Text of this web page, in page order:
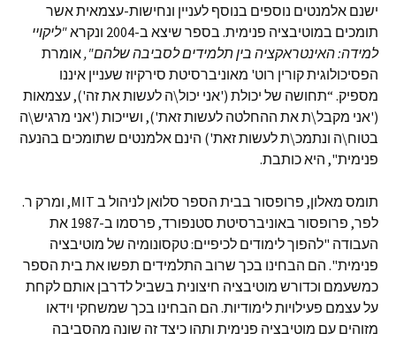
ישנם אלמנטים נוספים בנוסף לעניין ונחישות-עצמאית אשר
תומכים במוטיבציה פנימית. בספר שיצא ב-2004 ונקרא
"ליקויי
למידה:האינטראקציה בין תלמידים לסביבה שלהם",אומרת
הפסיכולוגית קורין רוט' מאוניברסיטת סירקיוז שעניין איננו
מספיק. “תחושה של יכולת ('אני יכול\ה לעשות את זה'), עצמאות
('אני מקבל\ת את ההחלטה לעשות זאת'), ושייכות ('אני מרגיש\ה
בטוח\ה ונתמכ\ת לעשות זאת') הינם אלמנטים שתומכים בהנעה
פנימית", היא כותבת.
תומס מאלון, פרופסור בבית הספר סלואן לניהול ב MIT, ומרק ר.
לפר, פרופסור באוניברסיטת סטנפורד, פרסמו ב-1987 את
העבודה "להפוך לימודים לכיפיים: טקסונומיה של מוטיבציה
פנימית". הם הבחינו בכך שרוב התלמידים תפשו את בית הספר
כמשעמם וכדורש מוטיבציה חיצונית בשביל לדרבן אותם לקחת
על עצמם פעילויות לימודיות. הם הבחינו בכך שמשחקי וידאו
מזוהים עם מוטיבציה פנימית ותהו כיצד זה שונה מהסביבה